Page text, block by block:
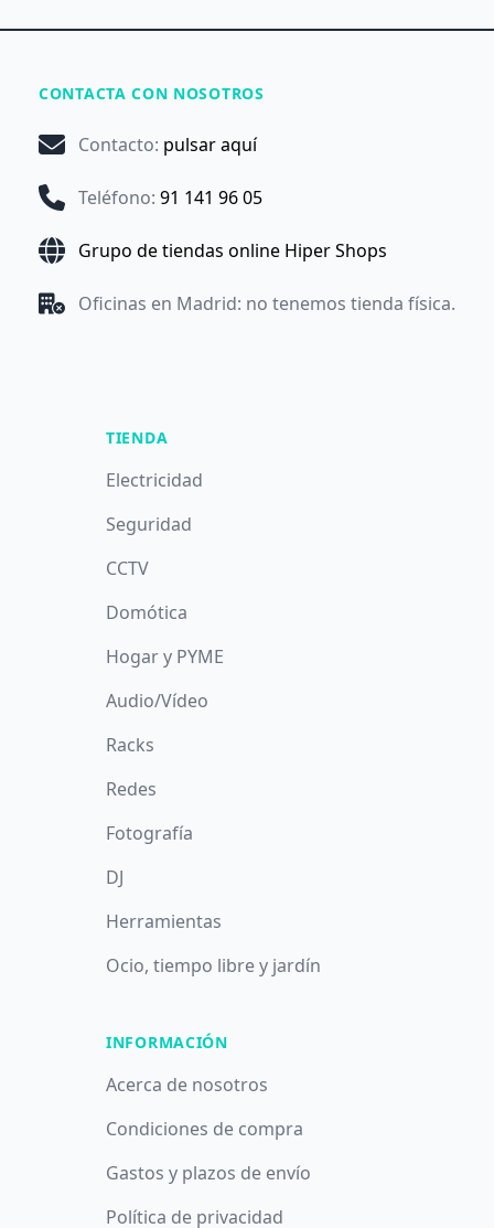
CONTACTA CON NOSOTROS
Contacto: pulsar aquí
Teléfono: 91 141 96 05
Grupo de tiendas online Hiper Shops
Oficinas en Madrid: no tenemos tienda física.
TIENDA
Electricidad
Seguridad
CCTV
Domótica
Hogar y PYME
Audio/Vídeo
Racks
Redes
Fotografía
DJ
Herramientas
Ocio, tiempo libre y jardín
INFORMACIÓN
Acerca de nosotros
Condiciones de compra
Gastos y plazos de envío
Política de privacidad